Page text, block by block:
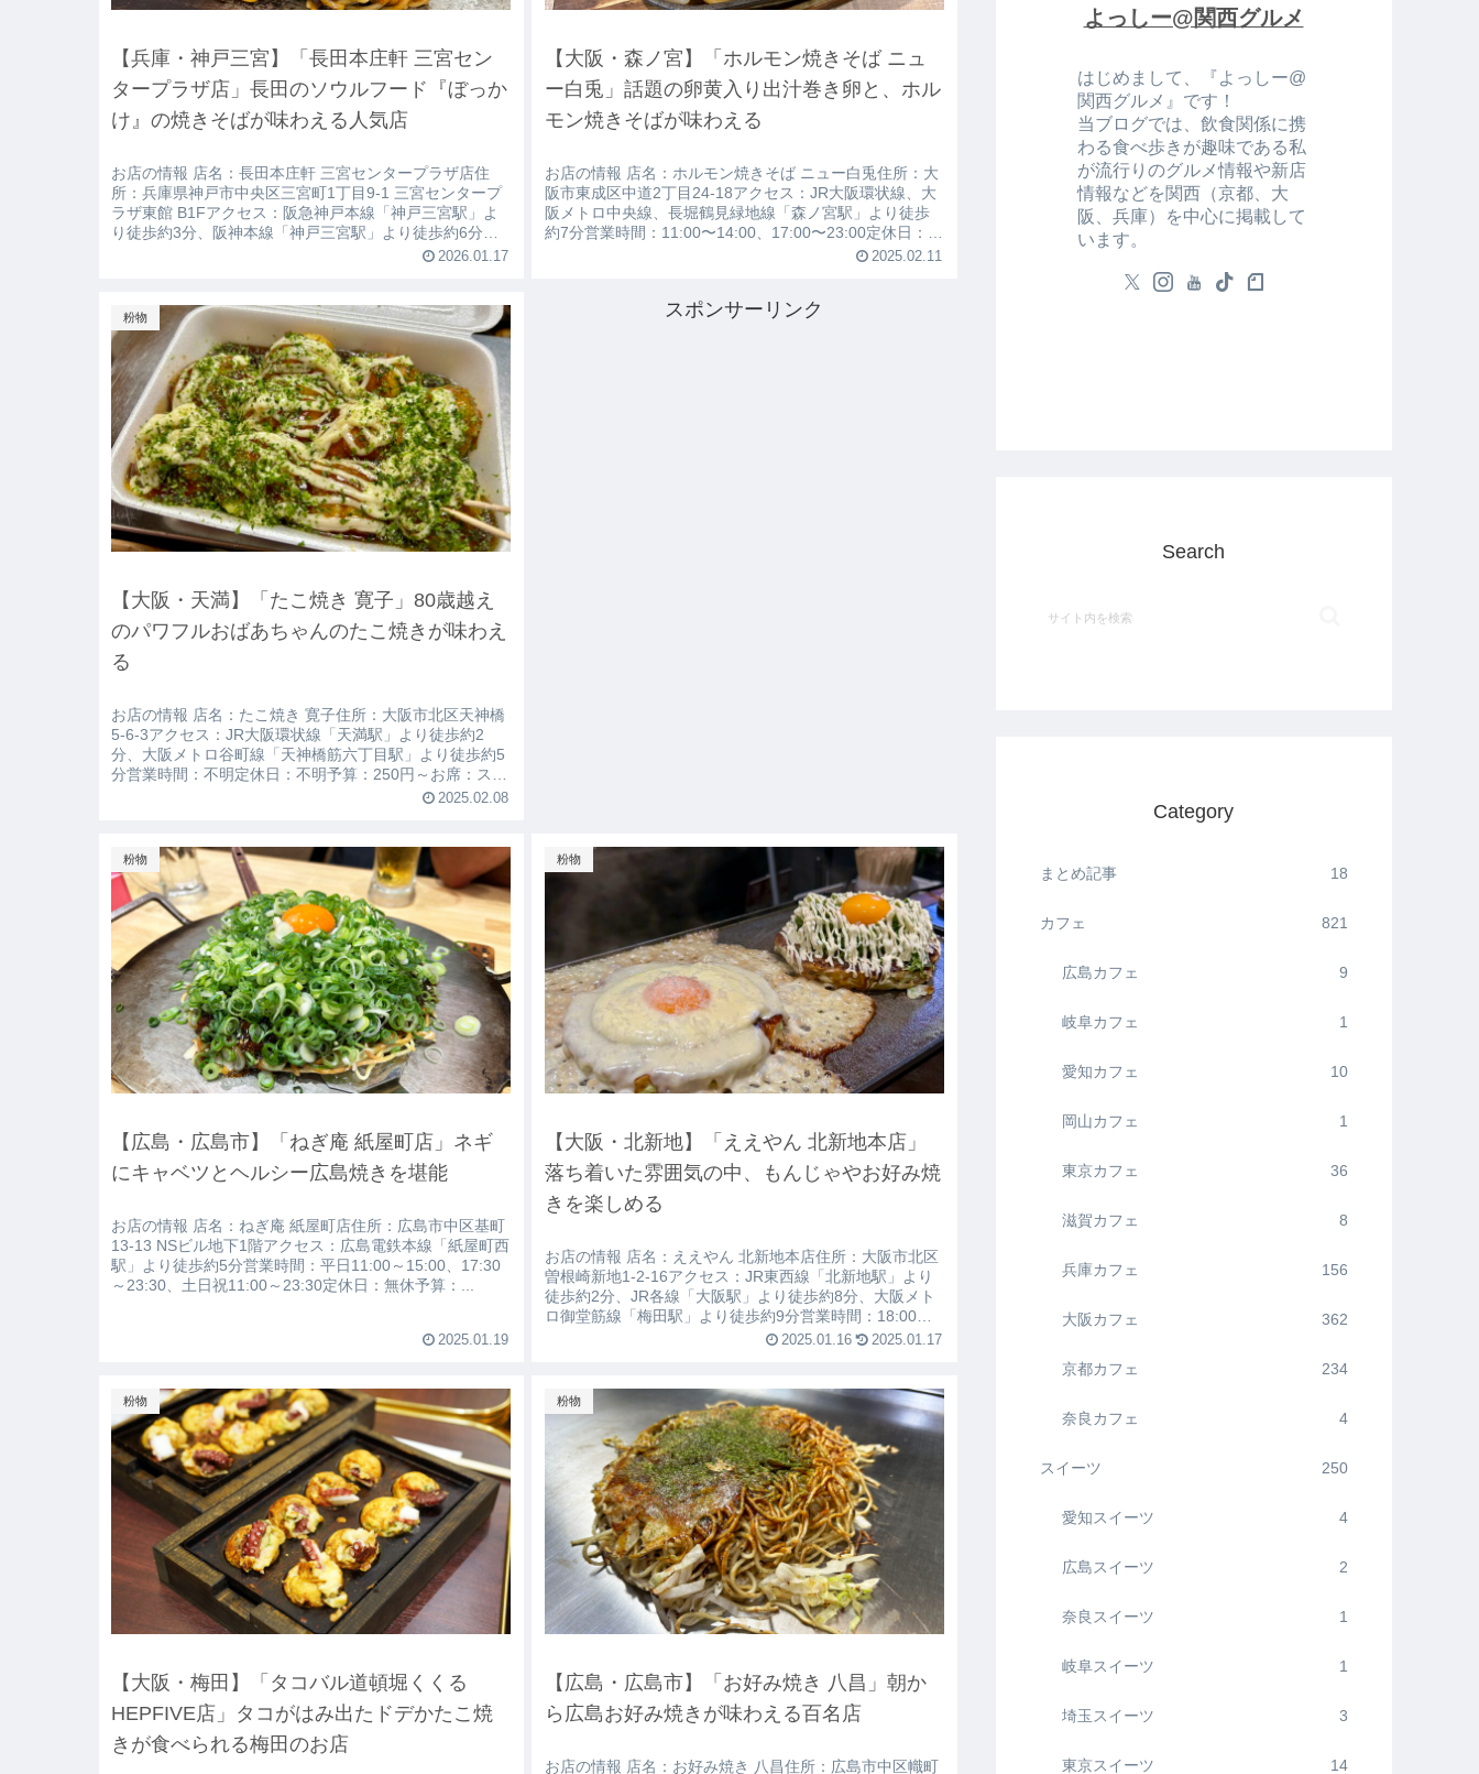
【兵庫・神戸三宮】「長田本庄軒 三宮セン
タープラザ店」長田のソウルフード『ぼっか
け』の焼きそばが味わえる人気店
お店の情報 店名：長田本庄軒 三宮センタープラザ店住
所：兵庫県神戸市中央区三宮町1丁目9-1 三宮センタープ
ラザ東館 B1Fアクセス：阪急神戸本線「神戸三宮駅」よ
り徒歩約3分、阪神本線「神戸三宮駅」より徒歩約6分、
2026.01.17
【大阪・森ノ宮】「ホルモン焼きそば ニュ
ー白兎」話題の卵黄入り出汁巻き卵と、ホル
モン焼きそばが味わえる
お店の情報 店名：ホルモン焼きそば ニュー白兎住所：大
阪市東成区中道2丁目24-18アクセス：JR大阪環状線、大
阪メトロ中央線、長堀鶴見緑地線「森ノ宮駅」より徒歩
約7分営業時間：11:00〜14:00、17:00〜23:00定休日：不
2025.02.11
粉物
【大阪・天満】「たこ焼き 寛子」80歳越え
のパワフルおばあちゃんのたこ焼きが味わえ
る
お店の情報 店名：たこ焼き 寛子住所：大阪市北区天神橋
5-6-3アクセス：JR大阪環状線「天満駅」より徒歩約2
分、大阪メトロ谷町線「天神橋筋六丁目駅」より徒歩約5
分営業時間：不明定休日：不明予算：250円～お席：スタ
2025.02.08
スポンサーリンク
粉物
【広島・広島市】「ねぎ庵 紙屋町店」ネギ
にキャベツとヘルシー広島焼きを堪能
お店の情報 店名：ねぎ庵 紙屋町店住所：広島市中区基町
13-13 NSビル地下1階アクセス：広島電鉄本線「紙屋町西
駅」より徒歩約5分営業時間：平日11:00～15:00、17:30
～23:30、土日祝11:00～23:30定休日：無休予算：...
2025.01.19
粉物
【大阪・北新地】「ええやん 北新地本店」
落ち着いた雰囲気の中、もんじゃやお好み焼
きを楽しめる
お店の情報 店名：ええやん 北新地本店住所：大阪市北区
曽根崎新地1-2-16アクセス：JR東西線「北新地駅」より
徒歩約2分、JR各線「大阪駅」より徒歩約8分、大阪メト
ロ御堂筋線「梅田駅」より徒歩約9分営業時間：18:00〜
2025.01.16 2025.01.17
粉物
【大阪・梅田】「タコバル道頓堀くくる
HEPFIVE店」タコがはみ出たドデかたこ焼
きが食べられる梅田のお店
粉物
【広島・広島市】「お好み焼き 八昌」朝か
ら広島お好み焼きが味わえる百名店
お店の情報 店名：お好み焼き 八昌住所：広島市中区幟町
よっしー@関西グルメ
はじめまして、『よっしー@
関西グルメ』です！
当ブログでは、飲食関係に携
わる食べ歩きが趣味である私
が流行りのグルメ情報や新店
情報などを関西（京都、大
阪、兵庫）を中心に掲載して
います。
Search
Category
まとめ記事 18
カフェ 821
広島カフェ 9
岐阜カフェ 1
愛知カフェ 10
岡山カフェ 1
東京カフェ 36
滋賀カフェ 8
兵庫カフェ 156
大阪カフェ 362
京都カフェ 234
奈良カフェ 4
スイーツ 250
愛知スイーツ 4
広島スイーツ 2
奈良スイーツ 1
岐阜スイーツ 1
埼玉スイーツ 3
東京スイーツ 14